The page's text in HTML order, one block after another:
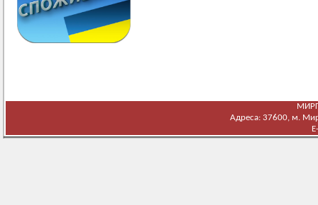
Адреса: 37600, м.